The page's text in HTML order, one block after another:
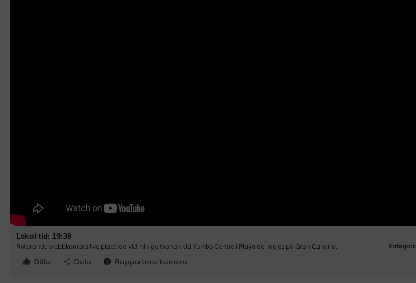
Lokal tid: 19:38
Roterande webbkamera live placerad vid minigolfbanan vid Yumbo Centre i Playa del Inglés på Gran Canaria.
thumb_up Gilla share Dela error Rapportera kamera
Kategori: